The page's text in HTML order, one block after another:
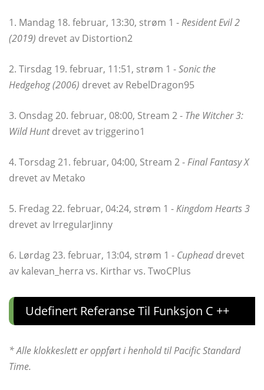
1. Mandag 18. februar, 13:30, strøm 1 -Resident Evil 2
(2019) drevet av Distortion2
2. Tirsdag 19. februar, 11:51, strøm 1 -Sonic the
Hedgehog (2006) drevet av RebelDragon95
3. Onsdag 20. februar, 08:00, Stream 2 - The Witcher 3:
Wild Huntdrevet av triggerino1
4. Torsdag 21. februar, 04:00, Stream 2 -Final Fantasy X
drevet av Metako
5. Fredag ​​22. februar, 04:24, strøm 1 -Kingdom Hearts 3
drevet av IrregularJinny
6. Lørdag 23. februar, 13:04, strøm 1 - Cupheaddrevet
av kalevan_herra vs. Kirthar vs. TwoCPlus
Udefinert Referanse Til Funksjon C ++
* Alle klokkeslett er oppført i henhold til Pacific Standard
Time.